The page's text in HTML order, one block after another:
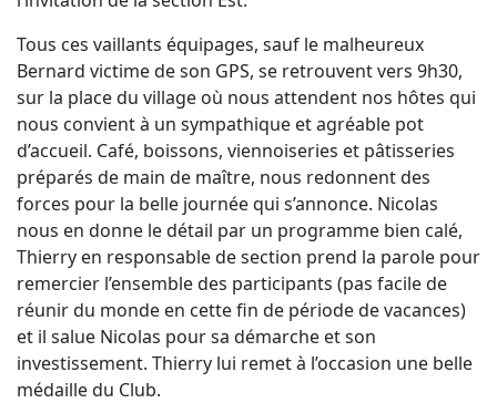
Tous ces vaillants équipages, sauf le malheureux
Bernard victime de son GPS, se retrouvent vers 9h30,
sur la place du village où nous attendent nos hôtes qui
nous convient à un sympathique et agréable pot
d’accueil. Café, boissons, viennoiseries et pâtisseries
préparés de main de maître, nous redonnent des
forces pour la belle journée qui s’annonce. Nicolas
nous en donne le détail par un programme bien calé,
Thierry en responsable de section prend la parole pour
remercier l’ensemble des participants (pas facile de
réunir du monde en cette fin de période de vacances)
et il salue Nicolas pour sa démarche et son
investissement. Thierry lui remet à l’occasion une belle
médaille du Club.